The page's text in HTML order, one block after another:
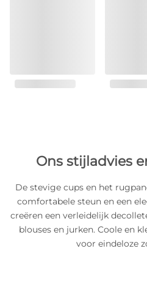
Ons stijladvies
De stevige cups en het
comfortabele steun en een
creëren een verleidelijk
blouses en jurken. Coole en
voor eindeloze